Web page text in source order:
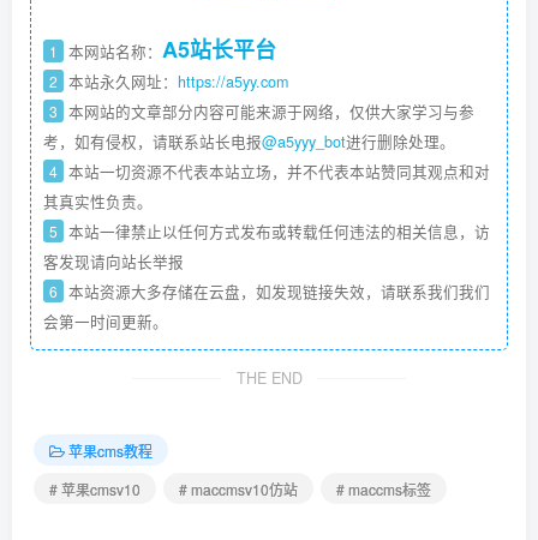
1 本网站名称： A5站长平台
2 本站永久网址： https://a5yy.com
3 本网站的文章部分内容可能来源于网络，仅供大家学习与参
考，如有侵权，请联系站长电报@a5yyy_bot进行删除处理。
4 本站一切资源不代表本站立场，并不代表本站赞同其观点和对
其真实性负责。
5 本站一律禁止以任何方式发布或转载任何违法的相关信息，访
客发现请向站长举报
6 本站资源大多存储在云盘，如发现链接失效，请联系我们我们
会第一时间更新。
THE END
苹果cms教程
# 苹果cmsv10
# maccmsv10仿站 # maccms标签